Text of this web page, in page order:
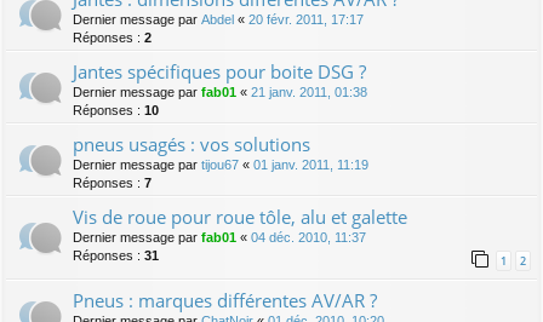
Dernier message par Abdel « 20 févr. 2011, 17:17
Réponses : 2
Jantes spécifiques pour boite DSG ?
Dernier message par fab01 « 21 janv. 2011, 01:38
Réponses : 10
pneus usagés : vos solutions
Dernier message par tijou67 « 01 janv. 2011, 11:19
Réponses : 7
Vis de roue pour roue tôle, alu et galette
Dernier message par fab01 « 04 déc. 2010, 11:37
Réponses : 31 1 2
Pneus : marques différentes AV/AR ?